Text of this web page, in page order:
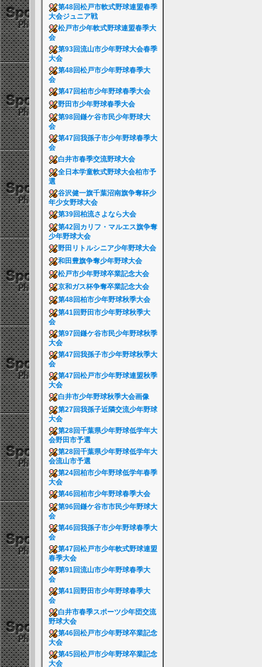
第48回松戸市軟式野球連盟春季
大会ジュニア戦
松戸市少年軟式野球連盟春季大
会
第93回流山市少年野球大会春季
大会
第48回松戸市少年野球春季大
会
第47回柏市少年野球春季大会
野田市少年野球春季大会
第98回鎌ケ谷市民少年野球大
会
第47回我孫子市少年野球春季大
会
白井市春季交流野球大会
全日本学童軟式野球大会柏市予
選
谷沢健一旗千葉沼南旗争奪杯少
年少女野球大会
第39回柏流さよなら大会
第42回カリフ・マルエス旗争奪
少年野球大会
野田リトルシニア少年野球大会
和田豊旗争奪少年野球大会
松戸市少年野球卒業記念大会
京和ガス杯争奪卒業記念大会
第48回柏市少年野球秋季大会
第41回野田市少年野球秋季大
会
第97回鎌ケ谷市民少年野球秋季
大会
第47回我孫子市少年野球秋季大
会
第47回松戸市少年野球連盟秋季
大会
白井市少年野球秋季大会画像
第27回我孫子近隣交流少年野球
大会
第28回千葉県少年野球低学年大
会野田市予選
第28回千葉県少年野球低学年大
会流山市予選
第24回柏市少年野球低学年春季
大会
第46回柏市少年野球春季大会
第96回鎌ケ谷市市民少年野球大
会
第46回我孫子市少年野球春季大
会
第47回松戸市少年軟式野球連盟
春季大会
第91回流山市少年野球春季大
会
第41回野田市少年野球春季大
会
白井市春季スポーツ少年団交流
野球大会
第46回松戸市少年野球卒業記念
大会
第45回松戸市少年野球卒業記念
大会